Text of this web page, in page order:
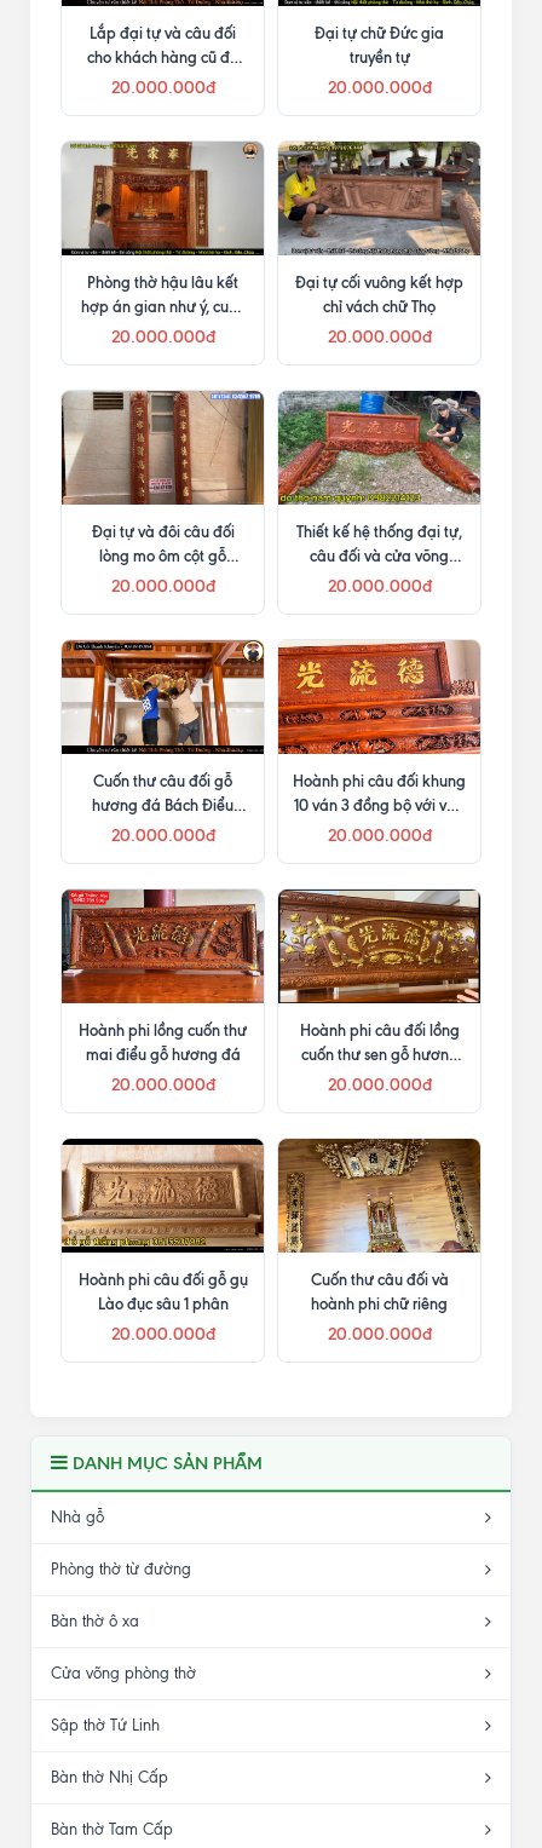
Lắp đại tự và câu đối
cho khách hàng cũ đã
mua bàn thờ Như Ý
20.000.000đ
Đại tự chữ Đức gia
truyền tự
20.000.000đ
Phòng thờ hậu lâu kết
hợp án gian như ý, cuốn
thư câu đối và cửa võng
20.000.000đ
Đại tự cối vuông kết hợp
chỉ vách chữ Thọ
20.000.000đ
Đại tự và đôi câu đối
lòng mo ôm cột gỗ
hương đá
20.000.000đ
Thiết kế hệ thống đại tự,
câu đối và cửa võng
trong phòng thờ
20.000.000đ
Cuốn thư câu đối gỗ
hương đá Bách Điểu
Chiều Phụng
20.000.000đ
Hoành phi câu đối khung
10 ván 3 đồng bộ với vua
sập thờ
20.000.000đ
Hoành phi lồng cuốn thư
mai điểu gỗ hương đá
20.000.000đ
Hoành phi câu đối lồng
cuốn thư sen gỗ hương
đá
20.000.000đ
Hoành phi câu đối gỗ gụ
Lào đục sâu 1 phân
20.000.000đ
Cuốn thư câu đối và
hoành phi chữ riêng
20.000.000đ
DANH MỤC SẢN PHẨM
Nhà gỗ
Phòng thờ từ đường
Bàn thờ ô xa
Cửa võng phòng thờ
Sập thờ Tứ Linh
Bàn thờ Nhị Cấp
Bàn thờ Tam Cấp